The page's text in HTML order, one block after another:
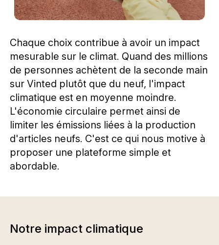
Chaque choix contribue à avoir un impact
mesurable sur le climat. Quand des millions
de personnes achètent de la seconde main
sur Vinted plutôt que du neuf, l'impact
climatique est en moyenne moindre.
L'économie circulaire permet ainsi de
limiter les émissions liées à la production
d'articles neufs. C'est ce qui nous motive à
proposer une plateforme simple et
abordable.
Notre impact climatique